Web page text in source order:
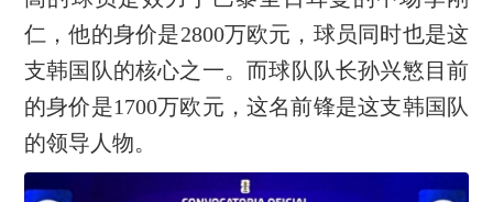
仁，他的身价是2800万欧元，球员同时也是这
支韩国队的核心之一。而球队队长孙兴慜目前
的身价是1700万欧元，这名前锋是这支韩国队
的领导人物。